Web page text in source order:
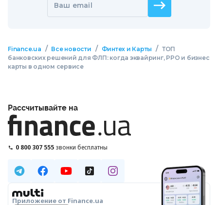
Ваш email
Finance.ua / Все новости / Финтех и Карты / ТОП
банковских решений для ФЛП: когда эквайринг, РРО и бизнес
карты в одном сервисе
Рассчитывайте на
0 800 307 555 звонки бесплатны
Приложение от Finance.ua